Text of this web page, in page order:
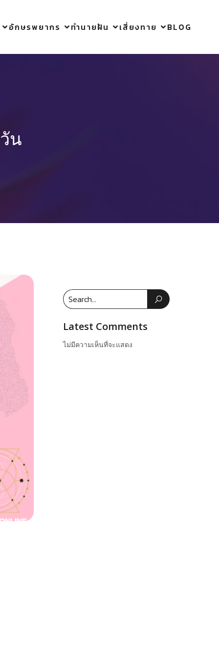
อักษรพยากร ทำนายฝัน เสี่ยงทาย BLOG
น
Latest Comments
ไม่มีความเห็นที่จะแสดง